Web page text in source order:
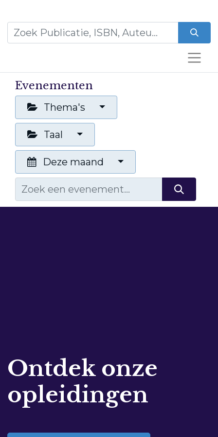
Evenementen
Thema's
Taal
Deze maand
Ontdek onze
opleidingen